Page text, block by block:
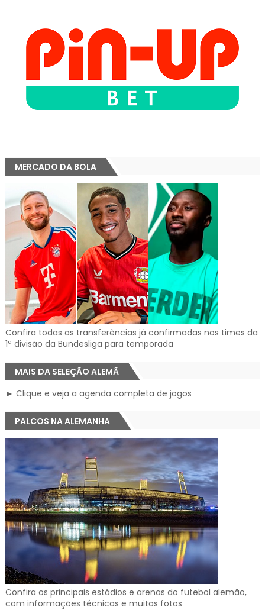
MERCADO DA BOLA
Confira todas as transferências já confirmadas nos times da
1ª divisão da Bundesliga para temporada
MAIS DA SELEÇÃO ALEMÃ
► Clique e veja a agenda completa de jogos
PALCOS NA ALEMANHA
Confira os principais estádios e arenas do futebol alemão,
com informações técnicas e muitas fotos